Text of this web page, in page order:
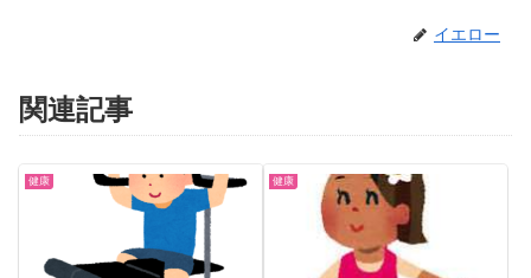
イエロー
関連記事
健康 健康